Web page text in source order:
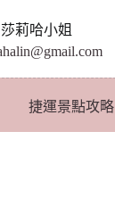
莎莉哈小姐
捷運景點攻略